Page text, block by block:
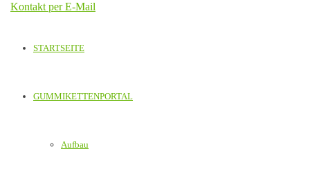
Kontakt per E-Mail
STARTSEITE
GUMMIKETTENPORTAL
Aufbau